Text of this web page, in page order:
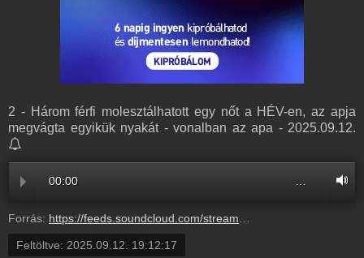
2 - Három férfi molesztálhatott egy nőt a HÉV-en, az apja
megvágta egyikük nyakát - vonalban az apa - 2025.09.12.
00:00
Forrás: https://feeds.soundcloud.com/stream/2169533007-radio1hungary-2-harom-ferfi-molesztalhatott-egy-not-a-hev-en-az-apja-megvagta-egyikuk-nyakat-vonalban-az-apa-2.mp3
Feltöltve: 2025.09.12. 19:12:17